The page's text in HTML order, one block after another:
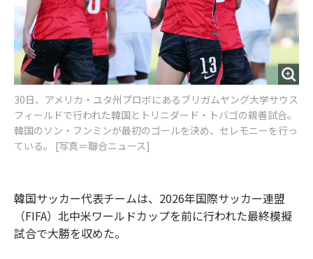
30日、アメリカ・ユタ州プロボにあるブリガムヤング大学サウス
フィールドで行われた韓国とトリニダード・トバゴの親善試合。
韓国のソン・フンミンが最初のゴールを決め、セレモニーを行っ
ている。 [写真＝聯合ニュース]
韓国サッカー代表チームは、2026年国際サッカー連盟
（FIFA）北中米ワールドカップを前に行われた最終模擬
試合で大勝を収めた。